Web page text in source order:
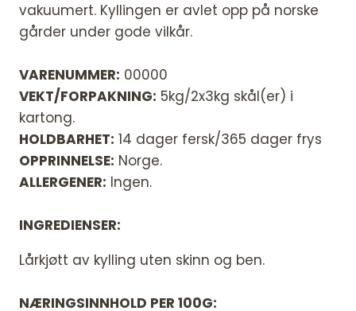
vakuumert. Kyllingen er avlet opp på norske
gårder under gode vilkår.
VARENUMMER: 00000
VEKT/FORPAKNING: 5kg/2x3kg skål(er) i
kartong.
HOLDBARHET: 14 dager fersk/365 dager frys
OPPRINNELSE: Norge.
ALLERGENER: Ingen.
INGREDIENSER:
Lårkjøtt av kylling uten skinn og ben.
NÆRINGSINNHOLD PER 100G: